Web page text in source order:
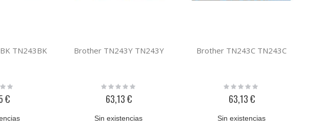
TN243BK
€
Brother TN243Y TN243Y
Rating:
63,13 €
Sin existencias
Brother TN243C TN243C
Rating:
63,13 €
Sin existencias